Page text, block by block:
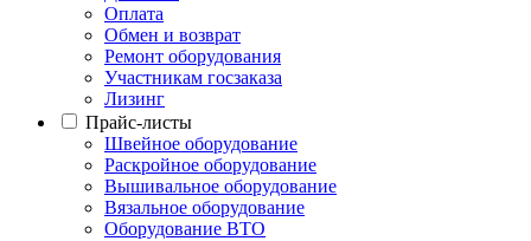
Оплата
Обмен и возврат
Ремонт оборудования
Участникам госзаказа
Лизинг
Прайс-листы
Швейное оборудование
Раскройное оборудование
Вышивальное оборудование
Вязальное оборудование
Оборудование ВТО